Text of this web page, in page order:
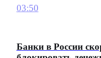
03:50
Банки в России